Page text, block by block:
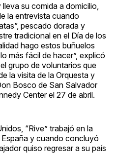
su comida a domicilio,
la entrevista cuando
pescado dorada y
tradicional en el Día de los
hago estos buñuelos
más fácil de hacer”, explicó
grupo de voluntarios que
la visita de la Orquesta y
Bosco de San Salvador
Center el 27 de abril.
“Rive” trabajó en la
y cuando concluyó
quiso regresar a su país